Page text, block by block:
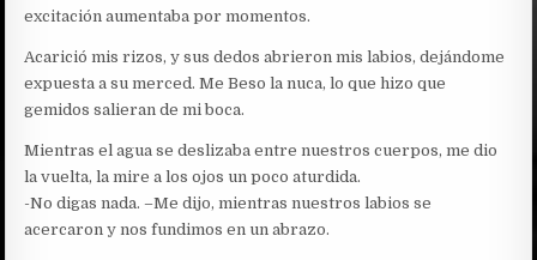
excitación aumentaba por momentos.
Acarició mis rizos, y sus dedos abrieron mis labios, dejándome
expuesta a su merced. Me Beso la nuca, lo que hizo que
gemidos salieran de mi boca.
Mientras el agua se deslizaba entre nuestros cuerpos, me dio
la vuelta, la mire a los ojos un poco aturdida.
-No digas nada. –Me dijo, mientras nuestros labios se
acercaron y nos fundimos en un abrazo.